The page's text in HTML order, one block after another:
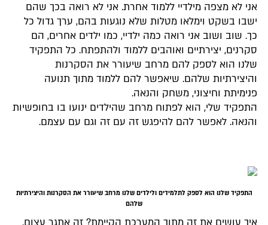
אני לא מצפה מילדיי ללמוד אחרת. אני לא רואה בכך שהם
ישבו בשקט וימלאו מטלות שלא נוגעות בהם, ערך גדול כל
כך. שוב ושוב אני רואה כמה ילדיי, כמו ילדים אחרים, הם
סקרנים, יצירתיים ואוהבים ללמוד ולהתפתח. כל התפקיד
שלנו הוא לספק להם מרחב שיעורר את הסקרנות
והיצירתיות שלהם. שיאפשר להם ללמוד מתוך תנועה
פנימיתת וחיצוני, משחק והנאה.
התפקיד שלי, הוא לפתוח מרחב שהילדים ינועו בו בחופשיות
והנאה. לאפשר להם להיפגש זה עם זה וגם עם עצמם.
התפקיד שלנו הוא לספק לתלמידים ולילדים שלנו מרחב שיעורר את הסקרנות והיצירתיות
שלהם